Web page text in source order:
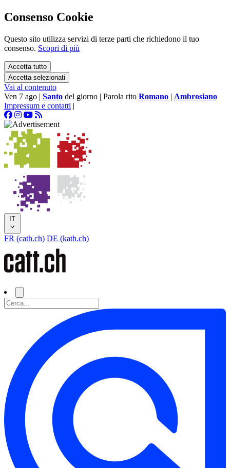
Consenso Cookie
Questo sito utilizza servizi di terze parti che richiedono il tuo
consenso. Scopri di più
Accetta tutto
Accetta selezionati
Vai al contenuto
Ven 7 ago | Santo del giorno | Parola rito Romano | Ambrosiano
Impressum e contatti |
IT
FR (cath.ch) DE (kath.ch)